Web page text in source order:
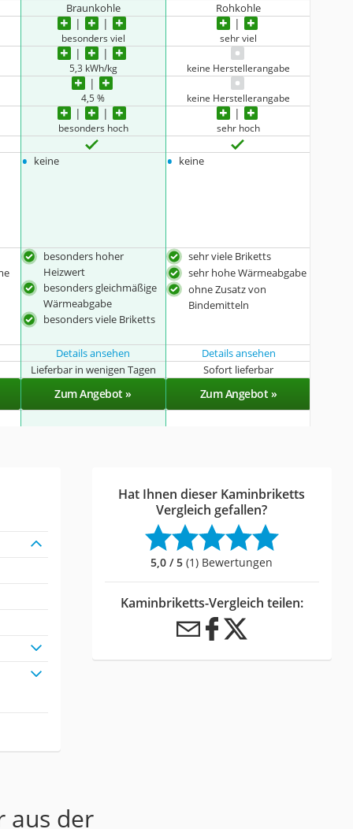
Braunkohle Rohkohle
besonders viel sehr viel
5,3 kWh/kg keine Herstellerangabe
4,5 % keine Herstellerangabe
besonders hoch sehr hoch
• keine • keine
besonders hoher
Heizwert
besonders gleichmäßige
Wärmeabgabe
besonders viele Briketts
sehr viele Briketts
sehr hohe Wärmeabgabe
ohne Zusatz von
Bindemitteln
Details ansehen
Details ansehen
Lieferbar in wenigen Tagen
Sofort lieferbar
Zum Angebot » Zum Angebot »
Hat Ihnen dieser Kaminbriketts
Vergleich gefallen?
5,0 / 5 (1) Bewertungen
Kaminbriketts-Vergleich teilen:
aus der